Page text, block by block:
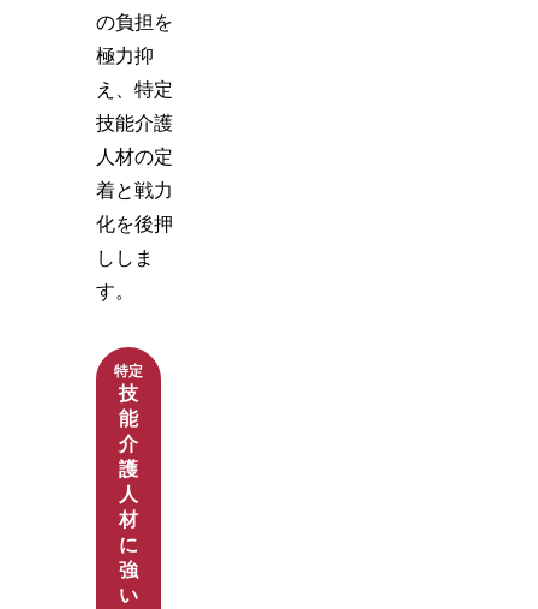
の負担を
極力抑
え、特定
技能介護
人材の定
着と戦力
化を後押
ししま
す。
特定
技
能
介
護
人
材
に
強
い